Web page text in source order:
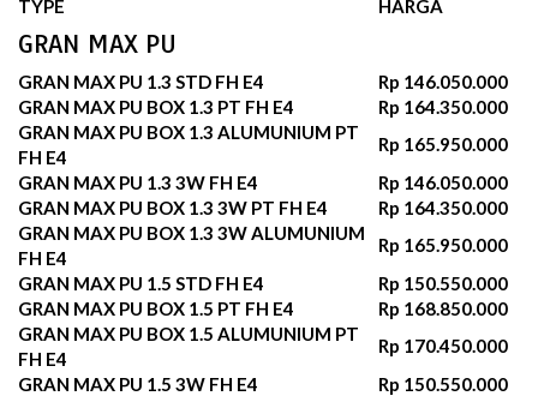
TYPE HARGA
GRAN MAX PU
GRAN MAX PU 1.3 STD FH E4
Rp 146.050.000
GRAN MAX PU BOX 1.3 PT FH E4
Rp 164.350.000
GRAN MAX PU BOX 1.3 ALUMUNIUM PT
FH E4
Rp 165.950.000
GRAN MAX PU 1.3 3W FH E4
Rp 146.050.000
GRAN MAX PU BOX 1.3 3W PT FH E4
Rp 164.350.000
GRAN MAX PU BOX 1.3 3W ALUMUNIUM
FH E4
Rp 165.950.000
GRAN MAX PU 1.5 STD FH E4
Rp 150.550.000
GRAN MAX PU BOX 1.5 PT FH E4
Rp 168.850.000
GRAN MAX PU BOX 1.5 ALUMUNIUM PT
FH E4
Rp 170.450.000
GRAN MAX PU 1.5 3W FH E4
Rp 150.550.000